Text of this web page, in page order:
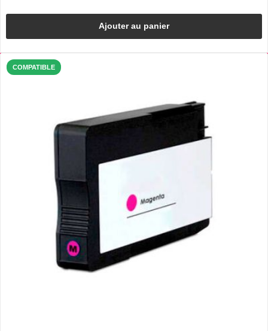
Ajouter au panier
COMPATIBLE